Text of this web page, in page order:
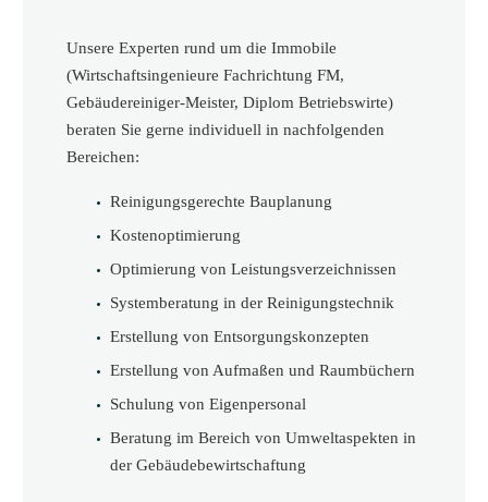
Unsere Experten rund um die Immobile
(Wirtschaftsingenieure Fachrichtung FM,
Gebäudereiniger-Meister, Diplom Betriebswirte)
beraten Sie gerne individuell in nachfolgenden
Bereichen:
Reinigungsgerechte Bauplanung
Kostenoptimierung
Optimierung von Leistungsverzeichnissen
Systemberatung in der Reinigungstechnik
Erstellung von Entsorgungskonzepten
Erstellung von Aufmaßen und Raumbüchern
Schulung von Eigenpersonal
Beratung im Bereich von Umweltaspekten in
der Gebäudebewirtschaftung